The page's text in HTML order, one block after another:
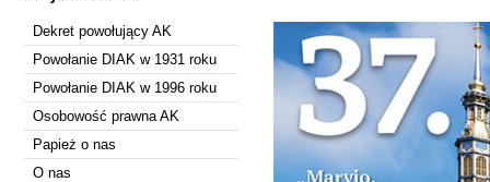
Dekret powołujący AK
Powołanie DIAK w 1931 roku
Powołanie DIAK w 1996 roku
Osobowość prawna AK
Papież o nas
O nas